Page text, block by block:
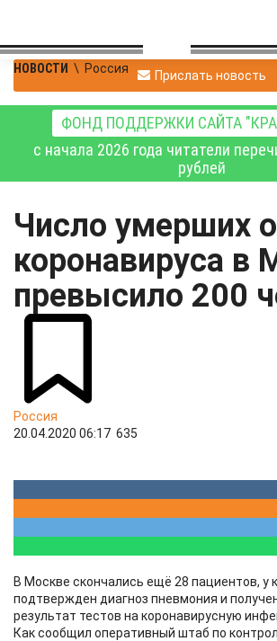
НОВОСТИ \ Россия Прислать новость
ФОНД ПОДДЕРЖКИ САЙТА
с начала 2026 года читатели
рублей
Число умерших
коронавируса в
превысило 200
Россия
20.04.2020 06:17 635
В Москве скончались ещё 28 пациентов, у
подтвержден диагноз пневмония и
результат тестов на коронавирусную
Как сообщил оперативный штаб по